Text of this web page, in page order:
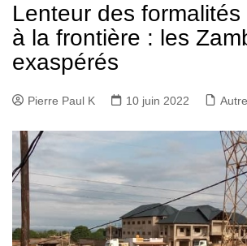
Lenteur des
à la frontière : les
exaspérés
Pierre Paul K 10 juin 2022